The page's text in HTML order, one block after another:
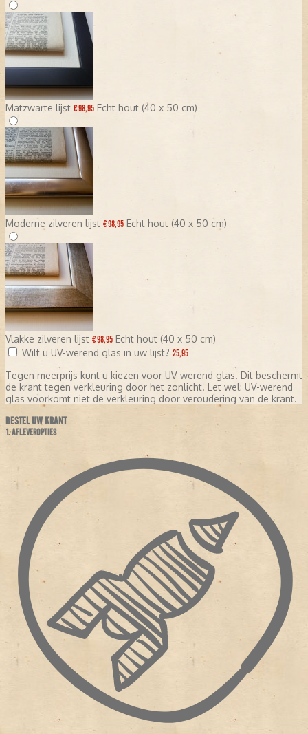
Matzwarte lijst € 98,95 Echt hout (40 x 50 cm)
Moderne zilveren lijst € 98,95 Echt hout (40 x 50 cm)
Vlakke zilveren lijst € 98,95 Echt hout (40 x 50 cm)
Wilt u UV-werend glas in uw lijst? 25,95
Tegen meerprijs kunt u kiezen voor UV-werend glas. Dit beschermt
de krant tegen verkleuring door het zonlicht. Let wel: UV-werend
glas voorkomt niet de verkleuring door veroudering van de krant.
BESTEL UW KRANT
1. AFLEVEROPTIES